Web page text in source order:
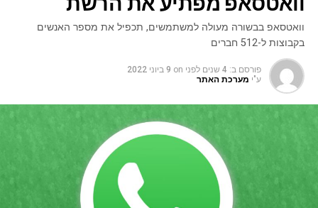
וואטסאפ בבשורה מעולה למשתמשים, תכפיל את מספר האנשים
בקבוצות ל-512 חברים
פורסם ב: 4 שנים לפני on 9 ביוני 2022
ע"י מערכת האתר